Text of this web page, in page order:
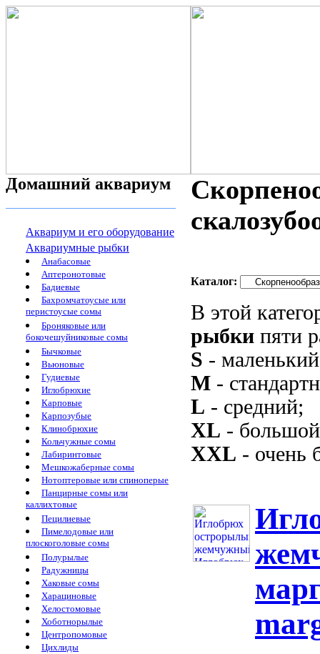
Домашний аквариум
Аквариум и его оборудование
Аквариумные рыбки
Анабасовые
Аптеронотовые
Бадиевые
Бахромчатоусые или
перистоусые сомы
Броняковые или
бокочешуйниковые сомы
Бычковые
Вьюновые
Гудиевые
Иглобрюхие
Карповые
Карпозубые
Клинобрюхие
Кольчужные сомы
Лабиринтовые
Мешкожаберные сомы
Нотоптеровые или спиноперые
Панцирные сомы или
каллихтовые
Пецилиевые
Пимелодовые или
плоскоголовые сомы
Полурылые
Радужницы
Хаковые сомы
Харациновые
Хелостомовые
Хоботнорылые
Центропомовые
Цихлиды
Каталог:
В этой
рыбки пяти
S -
M -
L - средний;
XL -
XXL - очень